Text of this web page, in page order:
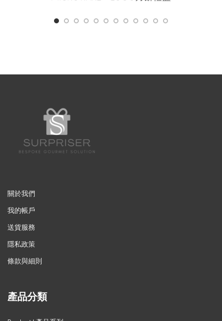
關於我們
我的帳戶
送貨服務
隱私政策
條款與細則
產品分類